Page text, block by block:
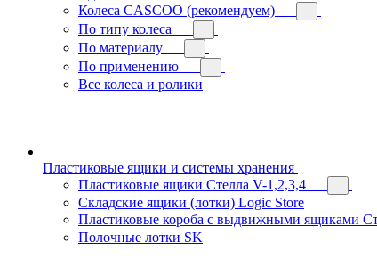
Колеса CASCOO (рекомендуем)
По типу колеса
По материалу
По применению
Все колеса и ролики
Пластиковые ящики и системы хранения
Пластиковые ящики Стелла V-1,2,3,4
Складские ящики (лотки) Logiс Store
Пластиковые короба с выдвижными ящиками
Полочные лотки SK